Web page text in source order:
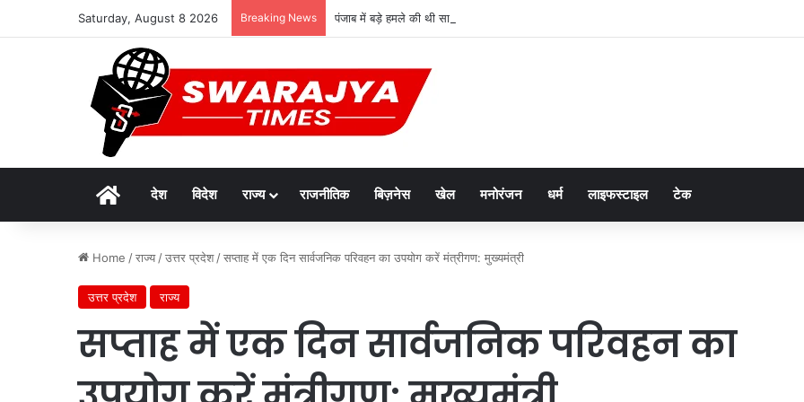
Saturday, August 8 2026 Breaking News पंजाब में बड़े हमले की थी साजिश, बटाला ग्रेनेड अटैक का तीसरा आरोपी गिरफ्तार
Homeदेश विदेश राज्य राजनीतिक बिज़नेस खेल मनोरंजन धर्म लाइफस्टाइल टेक
Home /राज्य /उत्तर प्रदेश /सप्ताह में एक दिन सार्वजनिक परिवहन का उपयोग करें मंत्रीगण: मुख्यमंत्री
उत्तर प्रदेश राज्य
सप्ताह में एक दिन सार्वजनिक परिवहन का